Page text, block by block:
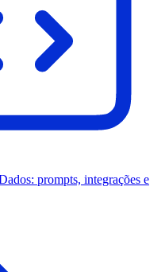
prompts, integrações e